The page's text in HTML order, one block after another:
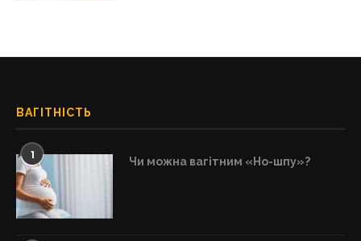
ВАГІТНІСТЬ
1 Чи можна вагітним «Но-шпу»?